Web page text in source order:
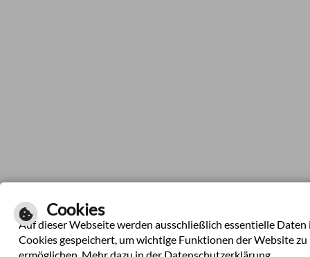
Cookies
Auf dieser Webseite werden ausschließlich essentielle Daten
Cookies gespeichert, um wichtige Funktionen der Website zu